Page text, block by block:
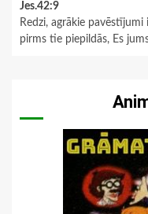
Jes.42:9
Redzi, agrākie
pirms tie piepildās, Es